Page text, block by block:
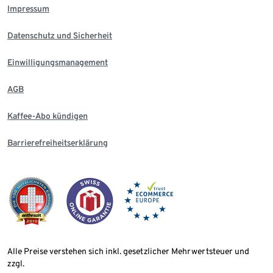
Impressum
Datenschutz und Sicherheit
Einwilligungsmanagement
AGB
Kaffee-Abo kündigen
Barrierefreiheitserklärung
Alle Preise verstehen sich inkl. gesetzlicher Mehrwertsteuer und
zzgl.